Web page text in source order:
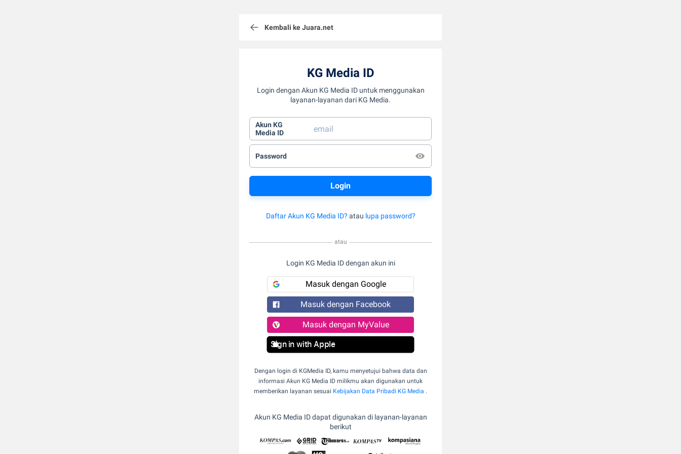
Kembali ke Juara.net
KG Media ID
Login dengan Akun KG Media ID untuk menggunakan
layanan-layanan dari KG Media.
Akun KG
Media ID
Password
Daftar Akun KG Media ID? atau lupa password?
atau
Login KG Media ID dengan akun ini
Masuk dengan Google
Masuk dengan Facebook
Masuk dengan MyValue
Sign in with Apple
Dengan login di KGMedia ID, kamu menyetujui bahwa data dan
informasi Akun KG Media ID milikmu akan digunakan untuk
memberikan layanan sesuai Kebijakan Data Pribadi KG Media .
Akun KG Media ID dapat digunakan di layanan-layanan
berikut